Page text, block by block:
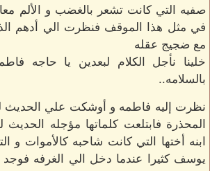
صفيه التي كانت تشعر بالغضب و الألم
في مثل هذا الموقف فنظرت الي أدهم
مع ضجيج عقله
خلينا نأجل الكلام لبعدين يا حاجه
بالسلامه..
نظرت إليه فاطمه و أوشكت علي الحديث
المحذرة فابتلعت كلماتها مؤجله الحديث
ابنه أختها التي كانت شاحبه كالأموات و
يوسف كثيرا عندما دخل الي الغرفه فوجد